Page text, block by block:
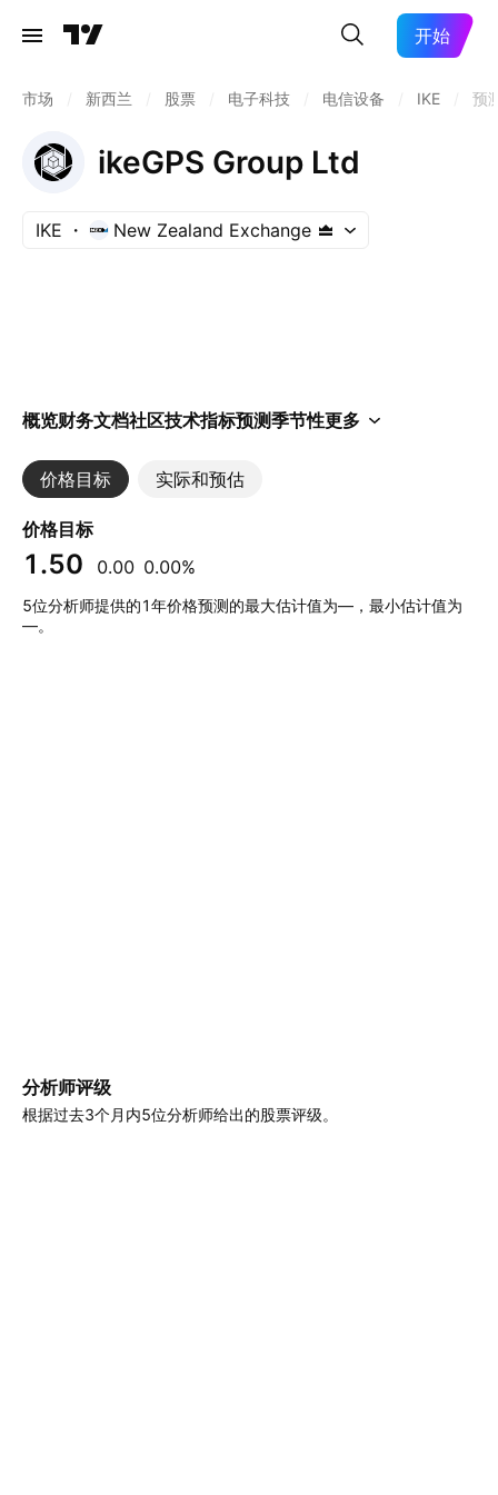
开始
市场 新西兰 股票 电子科技 电信设备 IKE 预
ikeGPS Group Ltd
IKE New Zealand Exchange
概览财务文档社区技术指标预测季节性更多
价格目标 实际和预估
价格目标
1.50 0.00 0.00%
5位分析师提供的1年价格预测的最大估计值为—，最小估计值为
—。
分析师评级
根据过去3个月内5位分析师给出的股票评级。